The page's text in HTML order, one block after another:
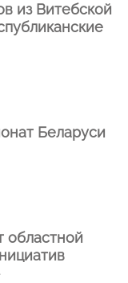
из Витебской
Беларуси
областной